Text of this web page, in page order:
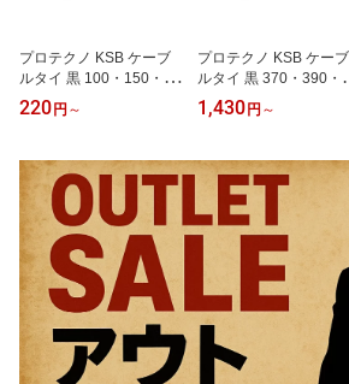
プロテクノ KSB ケーブ
ルタイ 黒 100・150・20
0・250・300mm 100
本入
220 円 ～
プロテクノ KSB ケーブ
ルタイ 黒 370・390・
0・530mm
1,430 円 ～